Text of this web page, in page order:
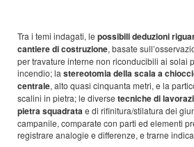
Tra i temi indagati, le possibili deduzioni
cantiere di costruzione, basate
per travature interne non riconducibili ai solai
incendio; lastereotomia della scala a
centrale, alto quasi cinquanta metri, e la
scalini in pietra; le diverse tecniche di
pietra squadratae di rifinitura/stilatura dei
campanile, comparate con parti ed elementi
registrare analogie e differenze, e trarne